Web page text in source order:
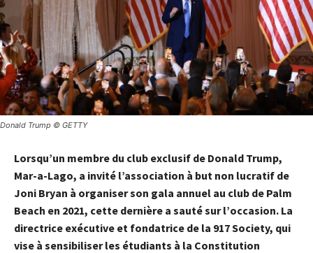
Donald Trump © GETTY
Lorsqu’un membre du club exclusif de Donald Trump,
Mar-a-Lago, a invité l’association à but non lucratif de
Joni Bryan à organiser son gala annuel au club de Palm
Beach en 2021, cette dernière a sauté sur l’occasion. La
directrice exécutive et fondatrice de la 917 Society, qui
vise à sensibiliser les étudiants à la Constitution